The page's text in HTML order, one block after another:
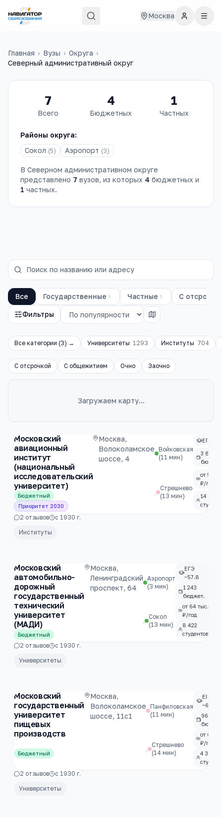
Москва
Главная › Вузы › Округа ›
Северный административный округ
7
Всего
4
Бюджетных
1
Частных
Районы округа:
Сокол (5) Аэропорт (3)
В Северном административном округе
представлено 7 вузов, из которых 4 бюджетных и
1 частных.
Все Государственные Частные С
Фильтры
Все категории (3) → Университеты 1293 Институты 704
С отсрочкой С общежитием Очно Заочно
Загружаем карту…
Московский
авиационный
институт
(национальный
исследовательский
университет)
Бюджетный
Приоритет 2030
Москва,
Волоколамское
шоссе, 4
Войковская
(11 мин)
,
Стрешнево
(13 мин)
ЕГЭ
3 885
бюджет.
от 53
₽/год
14 060
2 отзывов с 1930 г.
Институты
Московский
автомобильно-
дорожный
государственный
технический
университет
(МАДИ)
Бюджетный
Москва,
Ленинградский
проспект, 64
Аэропорт
(3 мин)
Сокол
(13 мин)
ЕГЭ
~57.8
1 243
бюджет.
от 64 тыс.
₽/год
8 422
студентов
2 отзывов с 1930 г.
Университеты
Московский
государственный
университет
пищевых
производств
Бюджетный
Москва,
Волоколамское
шоссе, 11с1
Панфиловская
(11 мин)
Стрешнево
(14 мин)
ЕГЭ
~69.4
962
от 62
₽/год
4 368
2 отзывов с 1930 г.
Университеты